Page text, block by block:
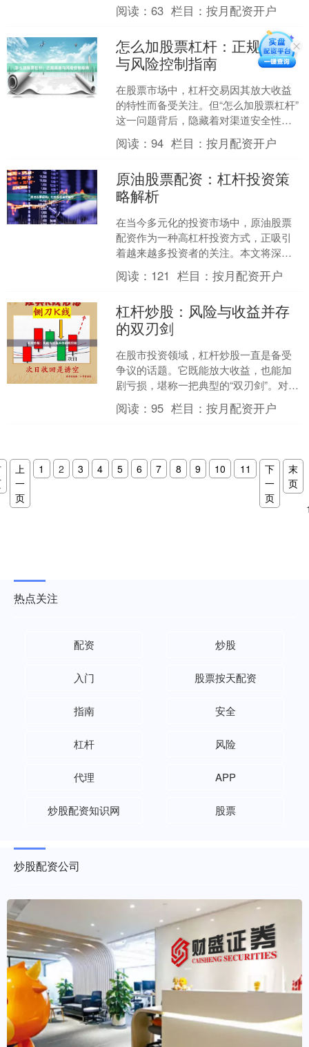
如何选择正规、安全的公司....
阅读：63 栏目：按月配资开户
怎么加股票杠杆：正规渠道
与风险控制指南
在股票市场中，杠杆交易因其放大收益
的特性而备受关注。但“怎么加股票杠杆”
这一问题背后，隐藏着对渠道安全性和
风险控制能力的双重考验。本文将从正
规渠道识别、操作流程....
阅读：94 栏目：按月配资开户
原油股票配资：杠杆投资策
略解析
在当今多元化的投资市场中，原油股票
配资作为一种高杠杆投资方式，正吸引
着越来越多投资者的关注。本文将深入
解析原油股票配资的核心策略，帮助投
资者在风险可控的前提下正....
阅读： 121 栏目：按月配资开户
杠杆炒股：风险与收益并存
的双刃剑
在股市投资领域，杠杆炒股一直是备受
争议的话题。它既能放大收益，也能加
剧亏损，堪称一把典型的“双刃剑”。对于
投资者而言，理解杠杆炒股的运作机
制、潜在风险与收益特征....
阅读：95 栏目：按月配资开户
上
一
页
1 2 3 4 5 6 7 8 9 10 11
下
一
页
末
页
热点关注
配资 炒股
入门 股票按天配资
指南 安全
杠杆 风险
代理 APP
炒股配资知识网 股票
炒股配资公司